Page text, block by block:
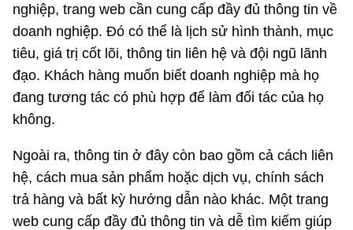
nghiệp, trang web cần cung cấp đầy đủ thông tin về
doanh nghiệp. Đó có thể là lịch sử hình thành, mục
tiêu, giá trị cốt lõi, thông tin liên hệ và đội ngũ lãnh
đạo. Khách hàng muốn biết doanh nghiệp mà họ
đang tương tác có phù hợp để làm đối tác của họ
không.
Ngoài ra, thông tin ở đây còn bao gồm cả cách liên
hệ, cách mua sản phẩm hoặc dịch vụ, chính sách
trả hàng và bất kỳ hướng dẫn nào khác. Một trang
web cung cấp đầy đủ thông tin và dễ tìm kiếm giúp